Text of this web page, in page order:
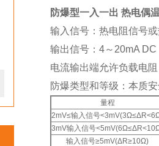
防爆型一入一出 热电偶
输入信号：热电阻信号
输出信号：4～20mA DC
电流输出端允许负载电
防爆类型和等级：本质
量程
2mV≤输入信号
3mV输入信号
输入信号≥5mV(ΔR≥10Ω)